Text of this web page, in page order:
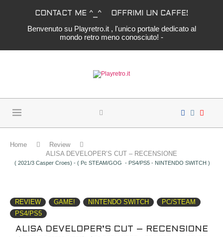
CONTACT ME ^_^ OFFRIMI UN CAFFE!
Benvenuto su Playretro.it , l'unico portale dedicato al
mondo retro meno conosciuto! -
Home
Review
ALISA DEVELOPER’S CUT – RECENSIONE
( 2021/3 Casper Croes) - ( Pc STEAM/GOG - PS4/PS5 - NINTENDO SWITCH )
REVIEW GAME! NINTENDO SWITCH
PC/STEAM
PS4/PS5
ALISA DEVELOPER’S CUT – RECENSIONE